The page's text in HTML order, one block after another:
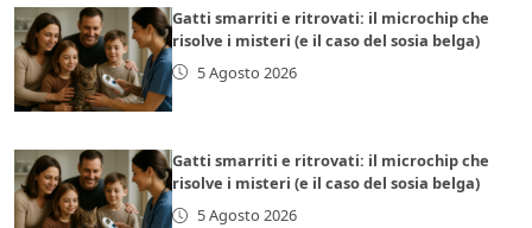
Gatti smarriti e ritrovati: il microchip che
risolve i misteri (e il caso del sosia belga)
5 Agosto 2026
Gatti smarriti e ritrovati: il microchip che
risolve i misteri (e il caso del sosia belga)
5 Agosto 2026